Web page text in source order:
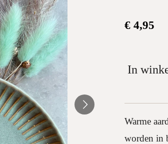
€ 4,95
In
Warme
worden in